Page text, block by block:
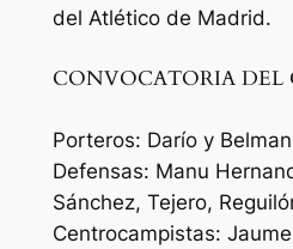
del Atlético de Madrid.
CONVOCATORIA DEL
Porteros: Darío y
Defensas: Manu
Sánchez, Tejero,
Centrocampistas: